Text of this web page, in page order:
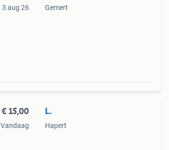
3 aug 26 Gemert
€ 15,00
Vandaag
L.
Hapert